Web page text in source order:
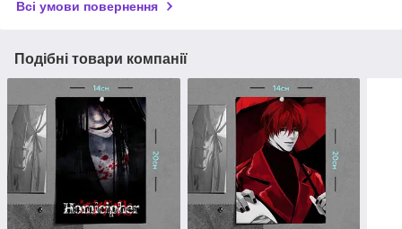
Всі умови повернення
Подібні товари компанії